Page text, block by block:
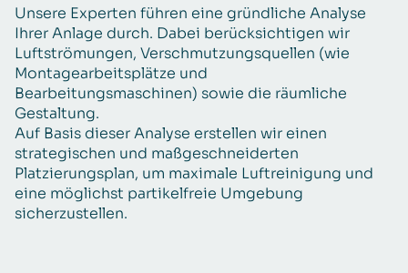
Unsere Experten führen eine gründliche Analyse
Ihrer Anlage durch. Dabei berücksichtigen wir
Luftströmungen, Verschmutzungsquellen (wie
Montagearbeitsplätze und
Bearbeitungsmaschinen) sowie die räumliche
Gestaltung.
Auf Basis dieser Analyse erstellen wir einen
strategischen und maßgeschneiderten
Platzierungsplan, um maximale Luftreinigung und
eine möglichst partikelfreie Umgebung
sicherzustellen.